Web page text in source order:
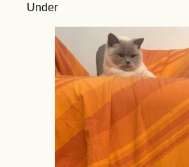
Under